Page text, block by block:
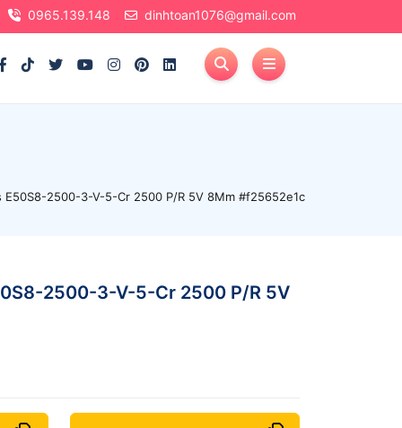
0965.139.148 dinhtoan1076@gmail.com
E50S8-2500-3-V-5-Cr 2500 P/R 5V 8Mm #f25652e1c
2500-3-V-5-Cr 2500 P/R 5V